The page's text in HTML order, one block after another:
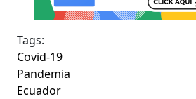
Tags:
Covid-19
Pandemia
Ecuador